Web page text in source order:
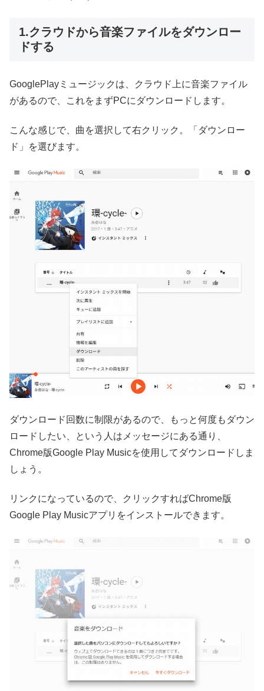
1.クラウドから音楽ファイルをダウンロー
ドする
GooglePlayミュージックは、クラウド上に音楽ファイル
があるので、これをまずPCにダウンロードします。
こんな感じで、曲を選択して右クリック。「ダウンロー
ド」を選びます。
ダウンロード回数に制限があるので、もっと何度もダウン
ロードしたい、という人はメッセージにある通り、
Chrome版Google Play Musicを使用してダウンロードしま
しょう。
リンクになっているので、クリックすればChrome版
Google Play Musicアプリをインストールできます。